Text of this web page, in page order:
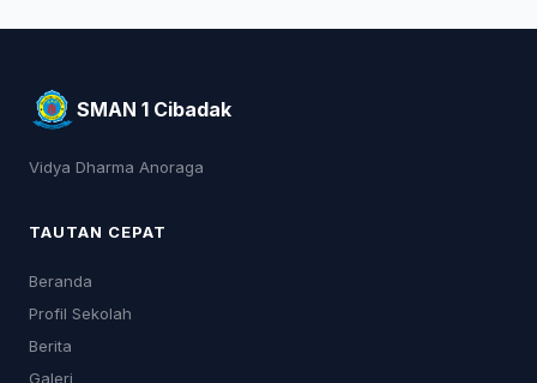
SMAN 1 Cibadak
Vidya Dharma Anoraga
TAUTAN CEPAT
Beranda
Profil Sekolah
Berita
Galeri